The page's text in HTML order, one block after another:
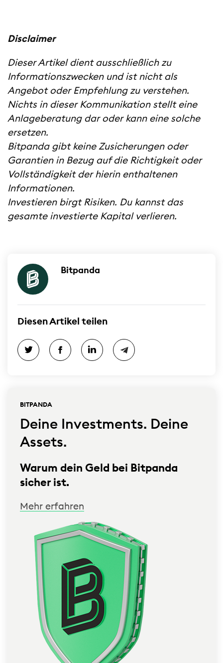
Disclaimer
Dieser Artikel dient ausschließlich zu
Informationszwecken und ist nicht als
Angebot oder Empfehlung zu verstehen.
Nichts in dieser Kommunikation stellt eine
Anlageberatung dar oder kann eine solche
ersetzen.
Bitpanda gibt keine Zusicherungen oder
Garantien in Bezug auf die Richtigkeit oder
Vollständigkeit der hierin enthaltenen
Informationen.
Investieren birgt Risiken. Du kannst das
gesamte investierte Kapital verlieren.
Bitpanda
Diesen Artikel teilen
BITPANDA
Deine Investments. Deine
Assets.
Warum dein Geld bei Bitpanda
sicher ist.
Mehr erfahren